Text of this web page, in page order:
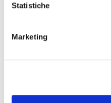
Statistiche
Marketing